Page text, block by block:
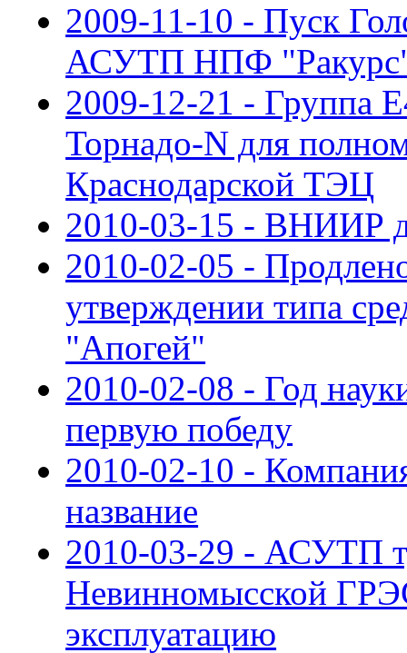
2009-11-10 - Пуск
АСУТП НПФ
2009-12-21 - Группа
Торнадо-N для
Краснодарской ТЭЦ
2010-03-15 - ВНИИР
2010-02-05 -
утверждении типа
"Апогей"
2010-02-08 - Год
первую победу
2010-02-10 -
название
2010-03-29 - АСУТП
Невинномысской
эксплуатацию